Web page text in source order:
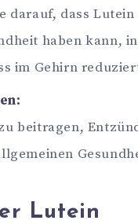
darauf, dass
haben kann,
im Gehirn
beitragen,
Lutein